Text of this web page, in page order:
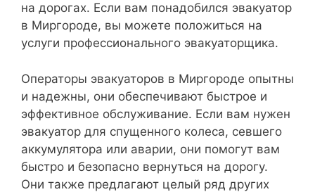
на дорогах. Если вам понадобился эвакуатор
в Миргороде, вы можете положиться на
услуги профессионального эвакуаторщика.
Операторы эвакуаторов в Миргороде опытны
и надежны, они обеспечивают быстрое и
эффективное обслуживание. Если вам нужен
эвакуатор для спущенного колеса, севшего
аккумулятора или аварии, они помогут вам
быстро и безопасно вернуться на дорогу.
Они также предлагают целый ряд других